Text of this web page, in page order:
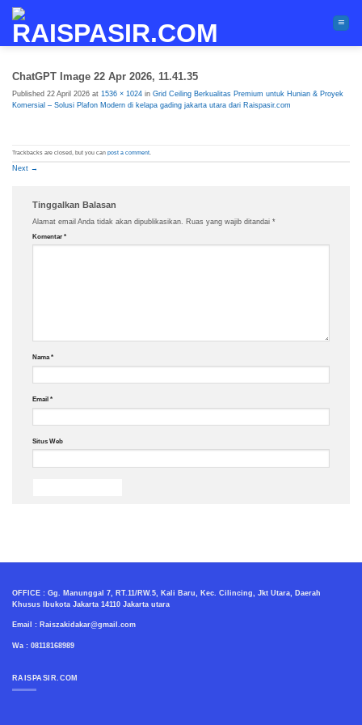
content
ChatGPT Image 22 Apr 2026, 11.41.35
Published 22 April 2026 at 1536 × 1024 in Grid Ceiling Berkualitas Premium untuk Hunian & Proyek
Komersial – Solusi Plafon Modern di kelapa gading jakarta utara dari Raispasir.com
Trackbacks are closed, but you can post a comment.
Next →
Tinggalkan Balasan
Alamat email Anda tidak akan dipublikasikan. Ruas yang wajib ditandai *
Komentar *
Nama*
Email *
Situs Web
OFFICE : Gg. Manunggal 7, RT.11/RW.5, Kali Baru, Kec. Cilincing, Jkt Utara, Daerah
Khusus Ibukota Jakarta 14110 Jakarta utara
Email : Raiszakidakar@gmail.com
Wa : 08118168989
RAISPASIR.COM